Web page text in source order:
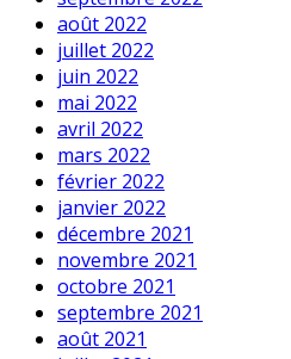
août 2022
juillet 2022
juin 2022
mai 2022
avril 2022
mars 2022
février 2022
janvier 2022
décembre 2021
novembre 2021
octobre 2021
septembre 2021
août 2021